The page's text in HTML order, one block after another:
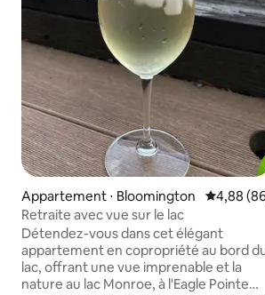
Appartement ⋅ Bloomington
4,88
Retraite avec vue sur le lac
Détendez-vous dans cet élégant
appartement en copropriété au bord
lac, offrant une vue imprenable et la
nature au lac Monroe, à l'Eagle Pointe